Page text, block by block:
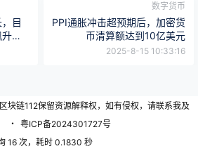
目
至
数字货币
PPI通胀冲击超预期后，加密货
币清算额达到10亿美元
2025-8-15 10:33:16
块链112保留资源解释权，如有侵权，请联系我及
・ 粤ICP备2024301727号
16 次，耗时 0.1830 秒